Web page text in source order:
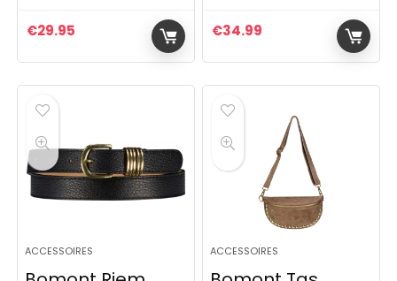
€29.95 €34.99
ACCESSOIRES ACCESSOIRES